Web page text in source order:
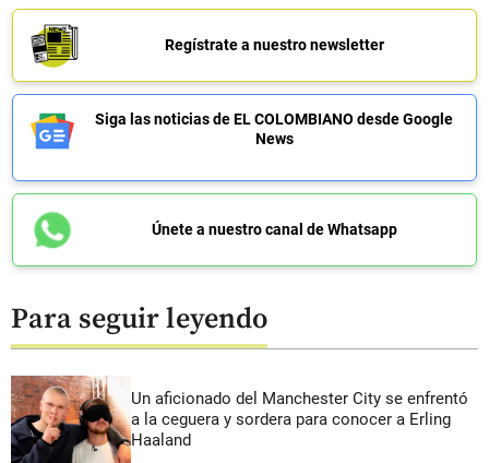
Regístrate a nuestro newsletter
Siga las noticias de EL COLOMBIANO desde Google
News
Únete a nuestro canal de Whatsapp
Para seguir leyendo
Un aficionado del Manchester City se enfrentó
a la ceguera y sordera para conocer a Erling
Haaland